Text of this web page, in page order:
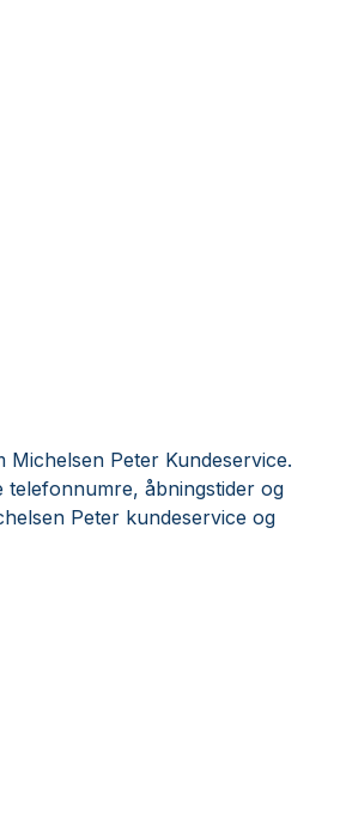
Michelsen Peter Kundeservice.
telefonnumre, åbningstider og
Peter kundeservice og